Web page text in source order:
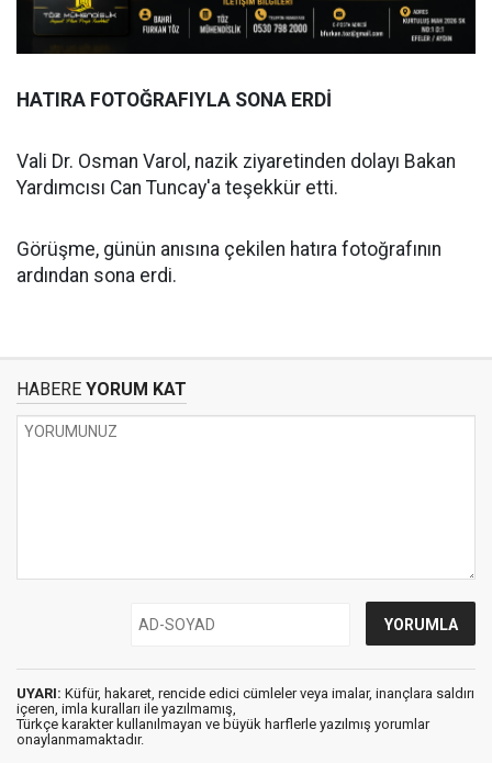
HATIRA FOTOĞRAFIYLA SONA ERDİ
Vali Dr. Osman Varol, nazik ziyaretinden dolayı Bakan
Yardımcısı Can Tuncay'a teşekkür etti.
Görüşme, günün anısına çekilen hatıra fotoğrafının
ardından sona erdi.
HABERE YORUM KAT
UYARI: Küfür, hakaret, rencide edici cümleler veya imalar, inançlara saldırı
içeren, imla kuralları ile yazılmamış,
Türkçe karakter kullanılmayan ve büyük harflerle yazılmış yorumlar
onaylanmamaktadır.